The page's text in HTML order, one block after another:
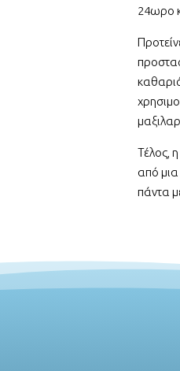
24ωρο
Τέλος,
από μια
πάντα